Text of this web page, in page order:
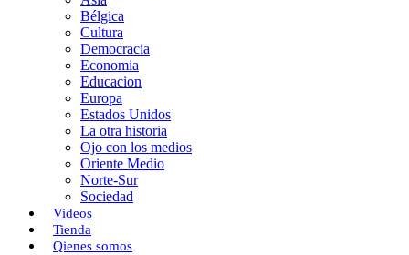
i
r
Bélgica
Cultura
Democracia
Economia
Educacion
Europa
Estados Unidos
La otra historia
Ojo con los medios
Oriente Medio
Norte-Sur
Sociedad
Videos
Tienda
Qienes somos